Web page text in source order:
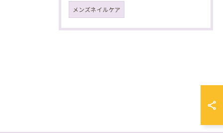
メンズネイルケア